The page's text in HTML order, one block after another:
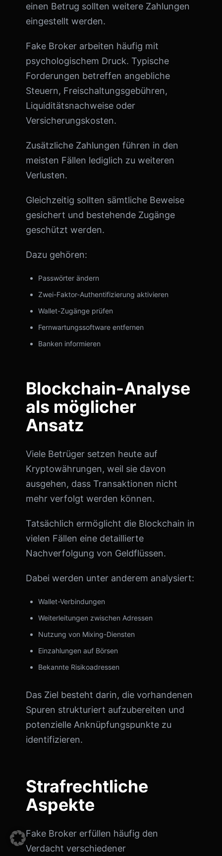
einen Betrug sollten weitere Zahlungen
eingestellt werden.
Fake Broker arbeiten häufig mit
psychologischem Druck. Typische
Forderungen betreffen angebliche
Steuern, Freischaltungsgebühren,
Liquiditätsnachweise oder
Versicherungskosten.
Zusätzliche Zahlungen führen in den
meisten Fällen lediglich zu weiteren
Verlusten.
Gleichzeitig sollten sämtliche Beweise
gesichert und bestehende Zugänge
geschützt werden.
Dazu gehören:
Passwörter ändern
Zwei-Faktor-Authentifizierung aktivieren
Wallet-Zugänge prüfen
Fernwartungssoftware entfernen
Banken informieren
Blockchain-Analyse
als möglicher
Ansatz
Viele Betrüger setzen heute auf
Kryptowährungen, weil sie davon
ausgehen, dass Transaktionen nicht
mehr verfolgt werden können.
Tatsächlich ermöglicht die Blockchain in
vielen Fällen eine detaillierte
Nachverfolgung von Geldflüssen.
Dabei werden unter anderem analysiert:
Wallet-Verbindungen
Weiterleitungen zwischen Adressen
Nutzung von Mixing-Diensten
Einzahlungen auf Börsen
Bekannte Risikoadressen
Das Ziel besteht darin, die vorhandenen
Spuren strukturiert aufzubereiten und
potenzielle Anknüpfungspunkte zu
identifizieren.
Strafrechtliche
Aspekte
Fake Broker erfüllen häufig den
Verdacht verschiedener